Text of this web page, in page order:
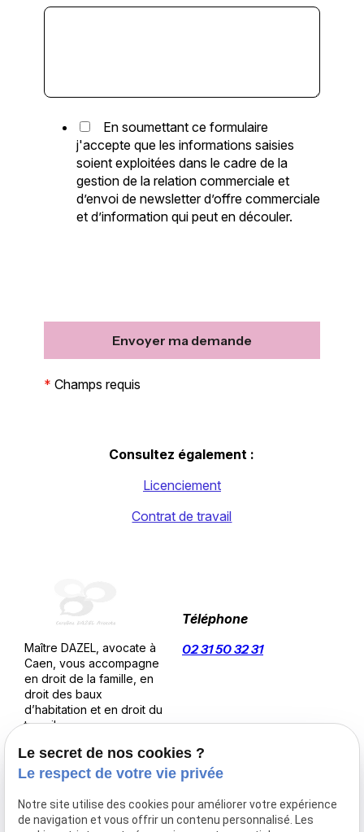
En soumettant ce formulaire
j'accepte que les informations saisies
soient exploitées dans le cadre de la
gestion de la relation commerciale et
d’envoi de newsletter d’offre commerciale
et d’information qui peut en découler.
* Champs requis
Consultez également :
Licenciement
Contrat de travail
Maître DAZEL, avocate à
Caen, vous accompagne
en droit de la famille, en
droit des baux
d’habitation et en droit du
travail.
Téléphone
02 31 50 32 31
25 quai de la
14000 CAEN
09:00-12:00,
Lundi-
Vendredi
Le secret de nos cookies ?
Le respect de votre vie privée
Notre site utilise des cookies pour améliorer votre expérience
de navigation et vous offrir un contenu personnalisé. Les